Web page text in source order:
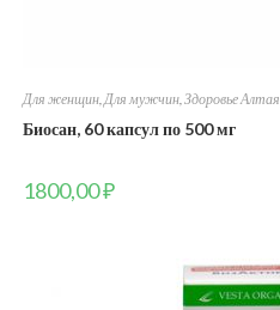
Для женщин, Для мужчин, Здоровье Алтая
Биосан, 60 капсул по 500 мг
1800,00₽